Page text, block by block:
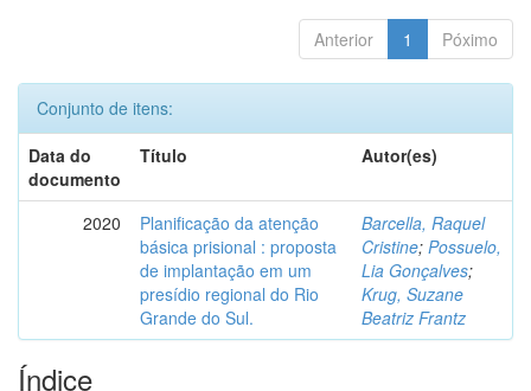
Anterior 1 Póximo
Conjunto de itens:
Data do
documento
Título Autor(es)
2020
Planificação da atenção
básica prisional : proposta
de implantação em um
presídio regional do Rio
Grande do Sul.
Barcella, Raquel
Cristine; Possuelo,
Lia Gonçalves;
Krug, Suzane
Beatriz Frantz
Índice